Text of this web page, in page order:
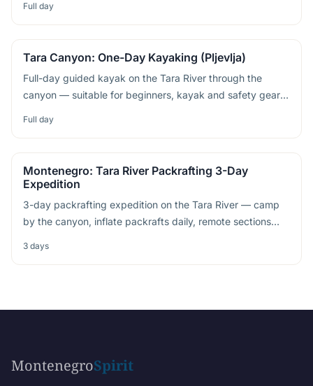
Full day
Tara Canyon: One-Day Kayaking (Pljevlja)
Full-day guided kayak on the Tara River through the
canyon — suitable for beginners, kayak and safety gear
Full day
Montenegro: Tara River Packrafting 3-Day
Expedition
3-day packrafting expedition on the Tara River — camp
by the canyon, inflate packrafts daily, remote sections
3 days
MontenegroSpirit